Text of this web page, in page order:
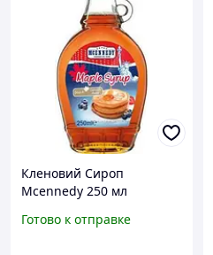
Кленовий Сироп
Mcennedy 250 мл
Готово к отправке